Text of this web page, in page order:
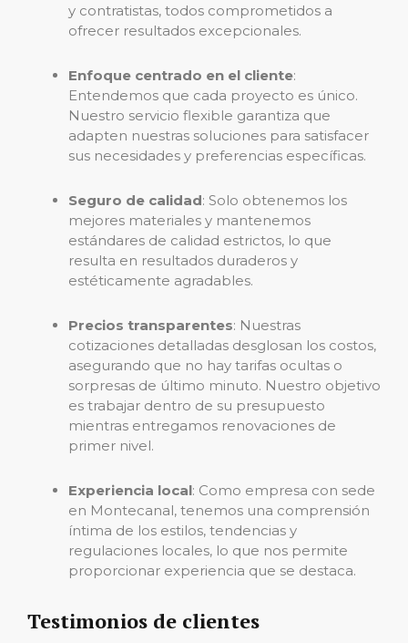
y contratistas, todos comprometidos a
ofrecer resultados excepcionales.
Enfoque centrado en el cliente:
Entendemos que cada proyecto es único.
Nuestro servicio flexible garantiza que
adapten nuestras soluciones para satisfacer
sus necesidades y preferencias específicas.
Seguro de calidad: Solo obtenemos los
mejores materiales y mantenemos
estándares de calidad estrictos, lo que
resulta en resultados duraderos y
estéticamente agradables.
Precios transparentes: Nuestras
cotizaciones detalladas desglosan los costos,
asegurando que no hay tarifas ocultas o
sorpresas de último minuto. Nuestro objetivo
es trabajar dentro de su presupuesto
mientras entregamos renovaciones de
primer nivel.
Experiencia local: Como empresa con sede
en Montecanal, tenemos una comprensión
íntima de los estilos, tendencias y
regulaciones locales, lo que nos permite
proporcionar experiencia que se destaca.
Testimonios de clientes